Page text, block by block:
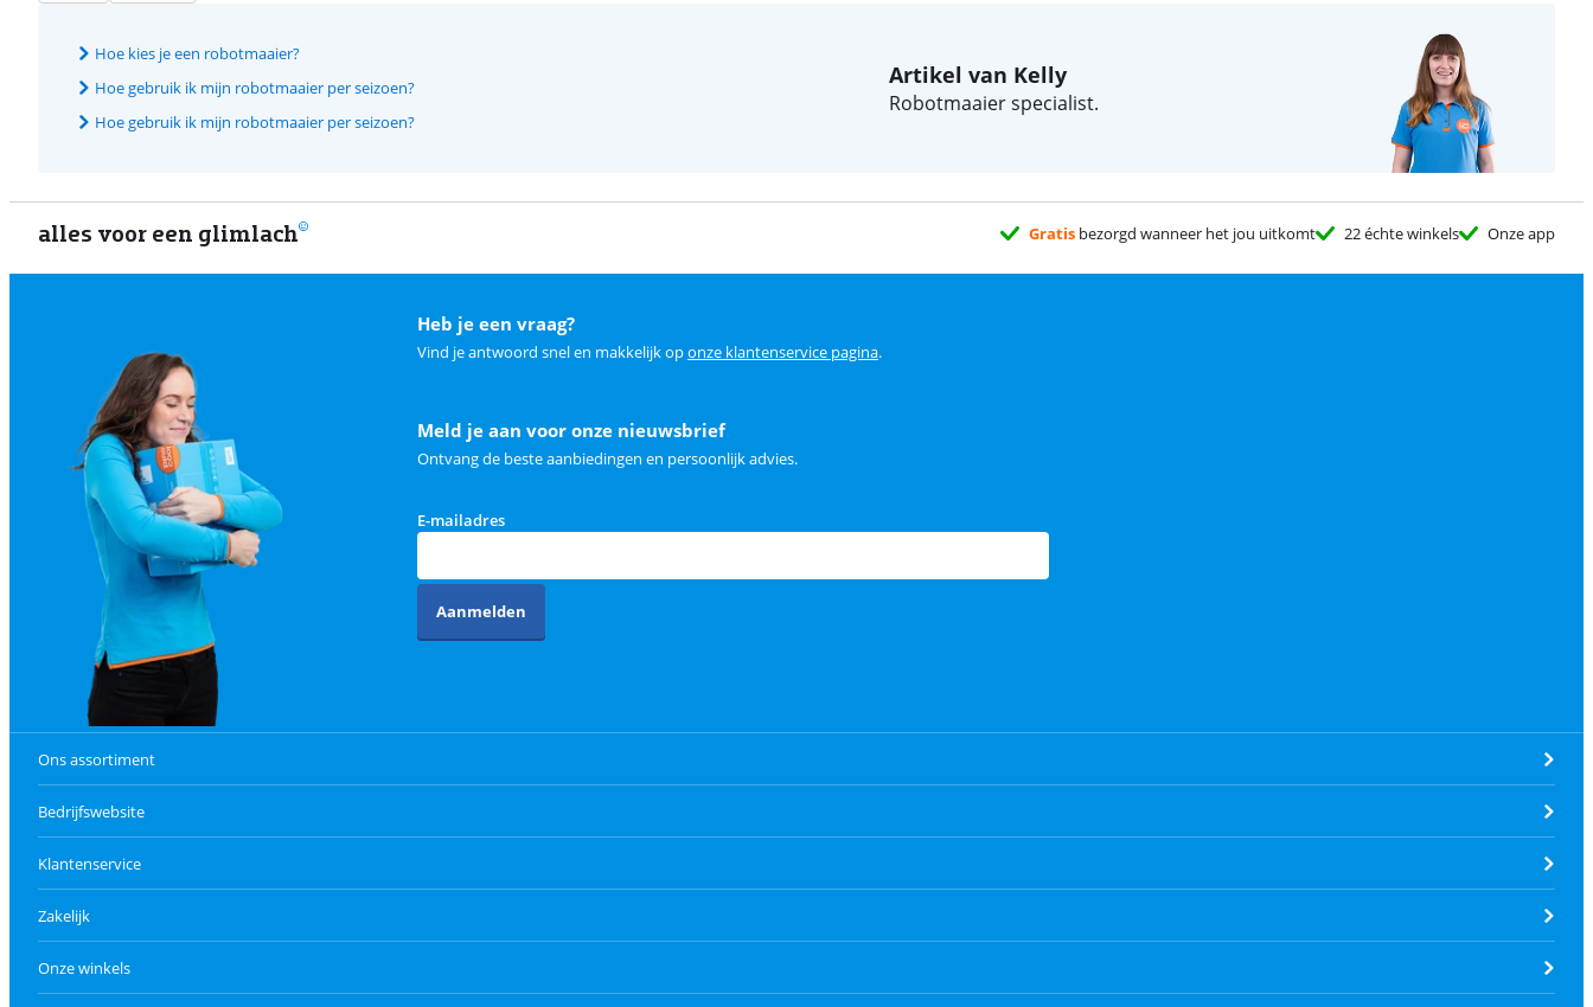
Hoe kies je een robotmaaier?
Hoe gebruik ik mijn robotmaaier per seizoen?
Hoe gebruik ik mijn robotmaaier per seizoen?
Artikel van Kelly
Robotmaaier specialist.
alles voor een glimlach Gratis bezorgd wanneer het jou uitkomt 22 échte winkels Onze app
Heb je een vraag?
Vind je antwoord snel en makkelijk oponze klantenservice pagina.
Meld je aan voor onze nieuwsbrief
Ontvang de beste aanbiedingen en persoonlijk advies.
E-mailadres
Aanmelden
Ons assortiment
Bedrijfswebsite
Klantenservice
Zakelijk
Onze winkels